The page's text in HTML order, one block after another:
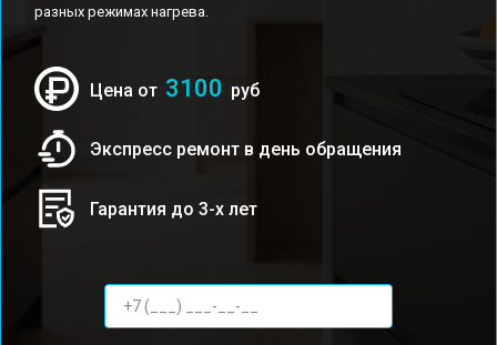
разных режимах нагрева.
Цена от 3100 руб
Экспресс ремонт в день обращения
Гарантия до 3-х лет